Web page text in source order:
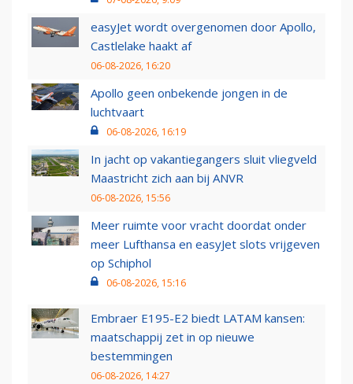
easyJet wordt overgenomen door Apollo,
Castlelake haakt af
06-08-2026, 16:20
Apollo geen onbekende jongen in de
luchtvaart
06-08-2026, 16:19
In jacht op vakantiegangers sluit vliegveld
Maastricht zich aan bij ANVR
06-08-2026, 15:56
Meer ruimte voor vracht doordat onder
meer Lufthansa en easyJet slots vrijgeven
op Schiphol
06-08-2026, 15:16
Embraer E195-E2 biedt LATAM kansen:
maatschappij zet in op nieuwe
bestemmingen
06-08-2026, 14:27